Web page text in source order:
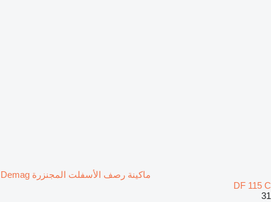
ماكينة رصف الأسفلت المجنزرة Demag
DF 115 C
31